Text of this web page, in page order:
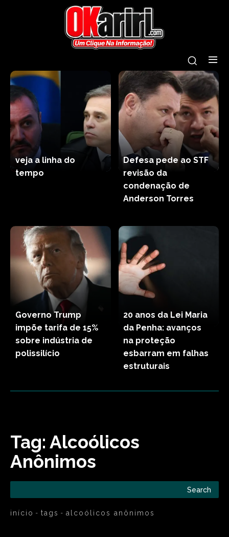
veja a linha do
tempo
Defesa pede ao STF
revisão da
condenação de
Anderson Torres
Governo Trump
impõe tarifa de 15%
sobre indústria de
polissilício
20 anos da Lei Maria
da Penha: avanços
na proteção
esbarram em falhas
estruturais
Tag: Alcoólicos
Anônimos
Search
início tags alcoólicos anônimos